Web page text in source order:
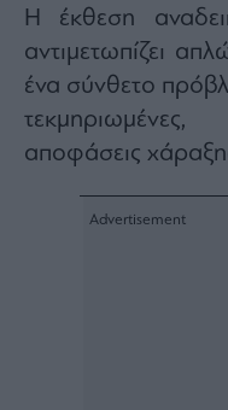
Art
Watches
Yachts
Table
For
Η έκθεση
αντιμετωπίζει
ένα σύνθετο
αποφάσεις